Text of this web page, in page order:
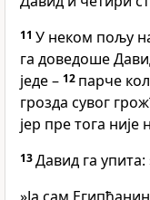
11 У неком пољу
га доведоше
једе – 12 парче
грозда сувог
јер пре тога
13Давид га упита: